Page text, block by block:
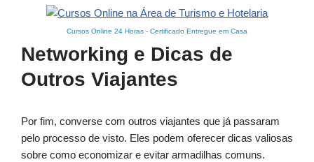
Cursos Online 24 Horas - Certificado Entregue em Casa
Networking e Dicas de
Outros Viajantes
Por fim, converse com outros viajantes que já passaram
pelo processo de visto. Eles podem oferecer dicas valiosas
sobre como economizar e evitar armadilhas comuns.